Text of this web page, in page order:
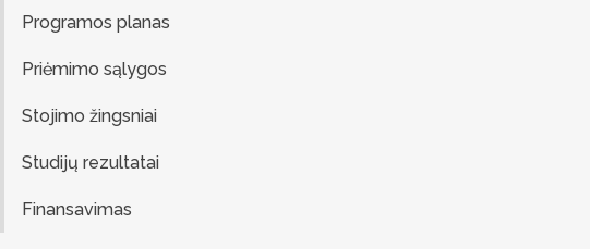
Programos planas
Priėmimo sąlygos
Stojimo žingsniai
Studijų rezultatai
Finansavimas